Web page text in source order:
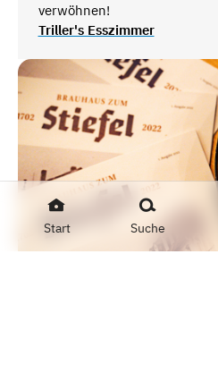
verwöhnen!
Triller's Esszimmer
Start Suche